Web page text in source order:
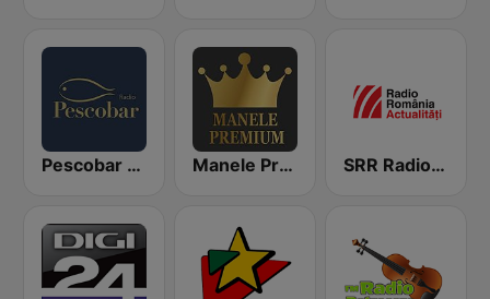
Pescobar Radio Manele Premium SRR Radio România Actualităţi